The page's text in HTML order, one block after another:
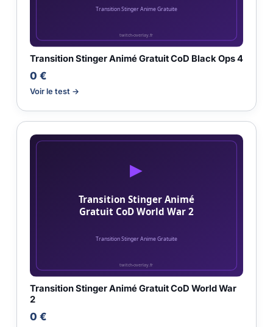
Transition Stinger Animé Gratuit CoD Black Ops 4
0 €
Voir le test →
Transition Stinger Animé Gratuit CoD World War
2
0 €